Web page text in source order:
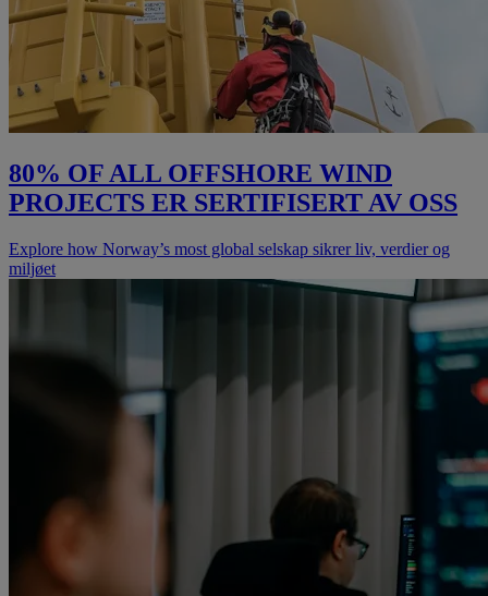
80% OF ALL OFFSHORE WIND
PROJECTS ER SERTIFISERT AV OSS
Explore how Norway’s most global selskap sikrer liv, verdier og
miljøet